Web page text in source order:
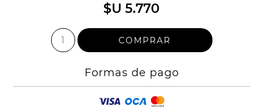
$U 5.770
Formas de pago